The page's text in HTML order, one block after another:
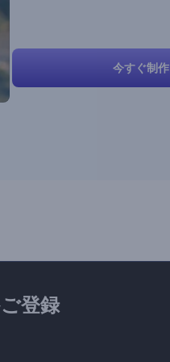
今すぐ制作
登録